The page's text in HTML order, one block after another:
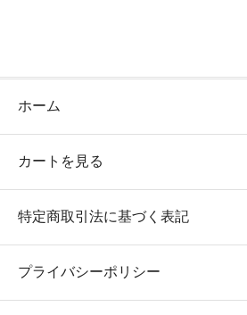
ホーム
カートを見る
特定商取引法に基づく表記
プライバシーポリシー